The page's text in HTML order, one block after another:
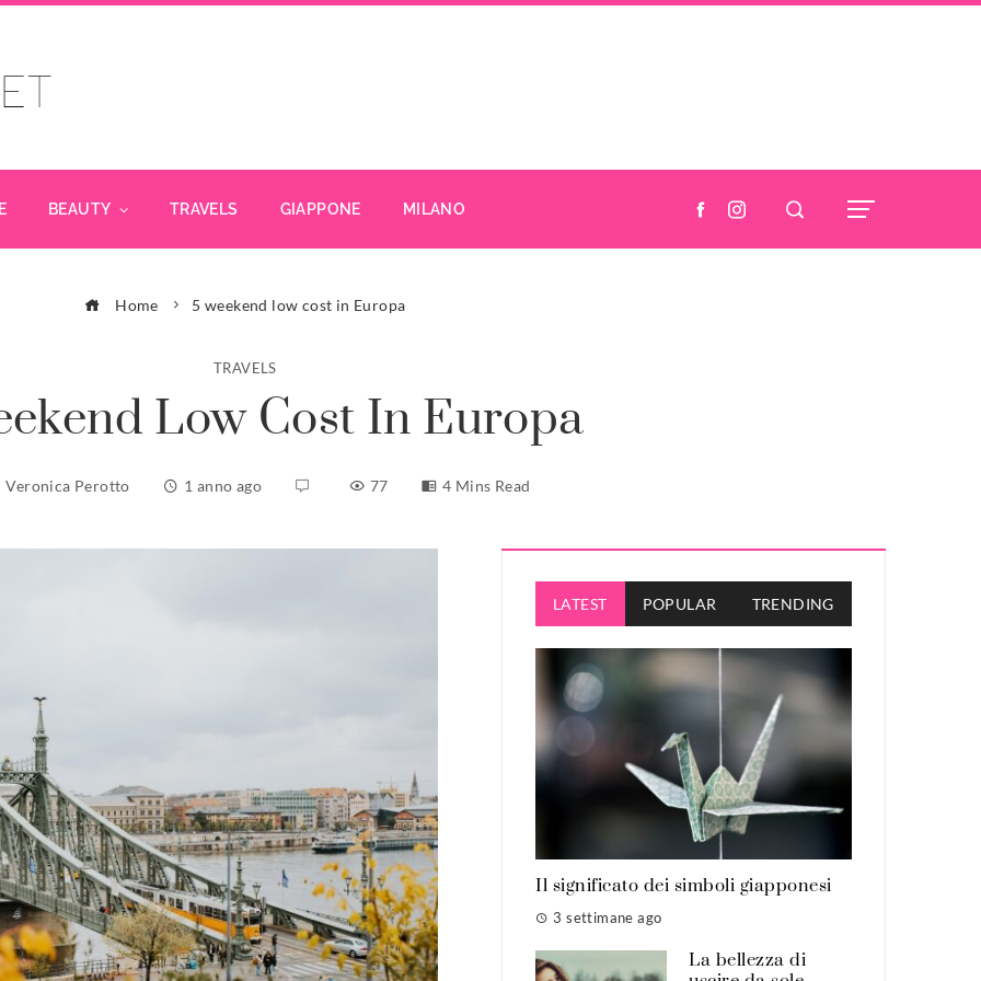
BEAUTY TRAVELS GIAPPONE MILANO
Home 5 weekend low cost in Europa
TRAVELS
Low Cost In Europa
Veronica Perotto 1 anno ago 77 4 Mins Read
LATEST POPULAR TRENDING
Il significato dei simboli giapponesi
3 settimane ago
La bellezza di